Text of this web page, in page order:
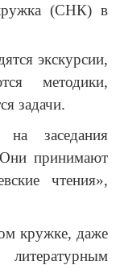
кружка (СНК) в
экскурсии,
методики,
задачи.
на заседания
принимают
чтения»,
кружке, даже